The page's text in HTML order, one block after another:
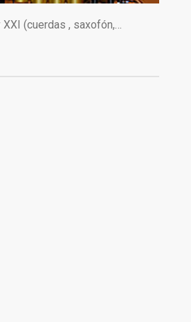
(cuerdas , saxofón,…